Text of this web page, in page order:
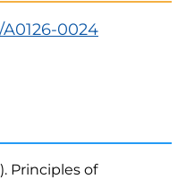
A0126-0024
Principles of